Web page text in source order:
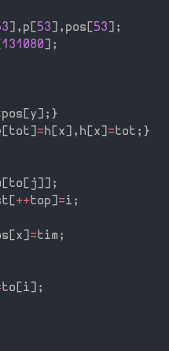
] , p [53] , pos [53] ;
131080] ;
pos [y] ; }
[tot] =h [x] , h [x] =tot ; }
[to [ j] ] ;
[++top] =i ;
[x] =tim ;
to [i] ;